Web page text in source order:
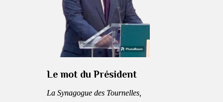
Le mot du Président
La Synagogue des Tournelles,